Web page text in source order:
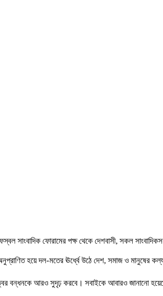
সাংবাদিক ফোরামের পক্ষ থেকে দেশবাসী, সকল
হয়ে দল-মতের ঊর্ধ্বে উঠে দেশ, সমাজ ও মানুষের
বন্ধনকে আরও সুদৃঢ় করবে। সবাইকে আবারও জানানো